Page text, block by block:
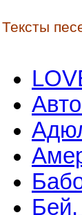
Тексты
Бей,